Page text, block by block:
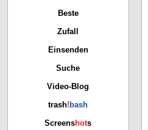
Beste
Zufall
Einsenden
Suche
Video-Blog
trash! bash
Screenshots